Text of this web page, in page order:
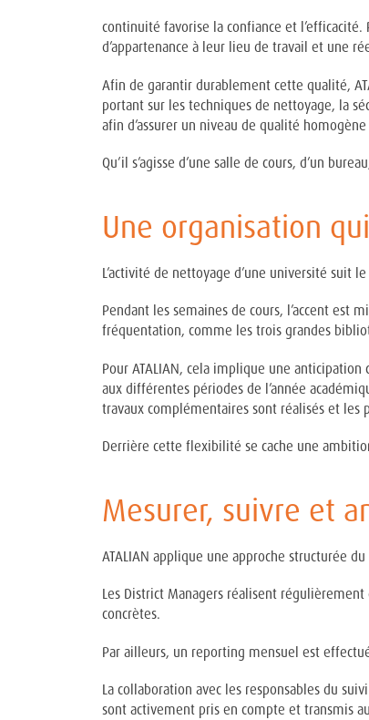
continuité favorise la confiance et
d’appartenance à leur lieu de travail et une
Afin de garantir durablement cette qualité,
portant sur les techniques de nettoyage, la
afin d’assurer un niveau de qualité
Qu’il s’agisse d’une salle de cours, d’un
Une organisation
L’activité de nettoyage d’une université suit
Pendant les semaines de cours, l’accent est
fréquentation, comme les trois grandes
Pour ATALIAN, cela implique une
aux différentes périodes de l’année
travaux complémentaires sont réalisés et les
Derrière cette flexibilité se cache une
Mesurer, suivre et
ATALIAN applique une approche structurée
Les District Managers réalisent
concrètes.
Par ailleurs, un reporting mensuel est
La collaboration avec les responsables du
sont activement pris en compte et transmis